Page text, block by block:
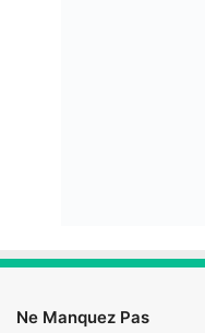
Ne Manquez Pas